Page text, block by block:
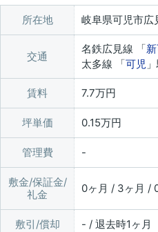
所在地 岐阜県可児市広
交通
名鉄広見線 「
太多線 「可児
賃料 7.7万円
坪単価 0.15万円
管理費
敷金/保証金/
礼金
0ヶ月 / 3ヶ月 /
敷引/償却 - / 退去時1ヶ月